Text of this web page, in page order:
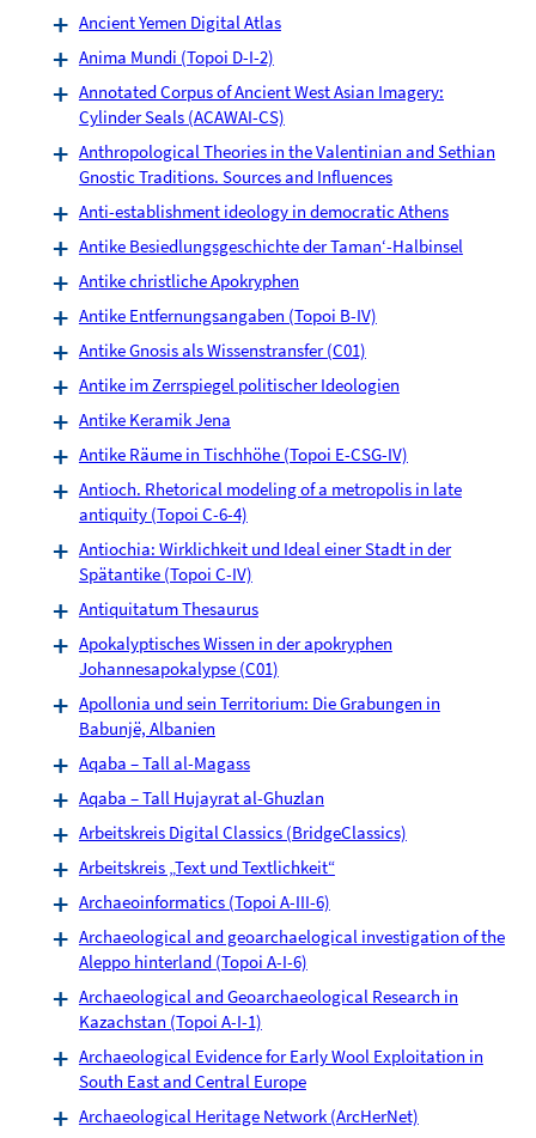
Ancient Yemen Digital Atlas
Anima Mundi (Topoi D-I-2)
Annotated Corpus of Ancient West Asian Imagery:
Cylinder Seals (ACAWAI-CS)
Anthropological Theories in the Valentinian and Sethian
Gnostic Traditions. Sources and Influences
Anti-establishment ideology in democratic Athens
Antike Besiedlungsgeschichte der Taman‘-Halbinsel
Antike christliche Apokryphen
Antike Entfernungsangaben (Topoi B-IV)
Antike Gnosis als Wissenstransfer (C01)
Antike im Zerrspiegel politischer Ideologien
Antike Keramik Jena
Antike Räume in Tischhöhe (Topoi E-CSG-IV)
Antioch. Rhetorical modeling of a metropolis in late
antiquity (Topoi C-6-4)
Antiochia: Wirklichkeit und Ideal einer Stadt in der
Spätantike (Topoi C-IV)
Antiquitatum Thesaurus
Apokalyptisches Wissen in der apokryphen
Johannesapokalypse (C01)
Apollonia und sein Territorium: Die Grabungen in
Babunjë, Albanien
Aqaba – Tall al-Magass
Aqaba – Tall Hujayrat al-Ghuzlan
Arbeitskreis Digital Classics (BridgeClassics)
Arbeitskreis „Text und Textlichkeit“
Archaeoinformatics (Topoi A-III-6)
Archaeological and geoarchaelogical investigation of the
Aleppo hinterland (Topoi A-I-6)
Archaeological and Geoarchaeological Research in
Kazachstan (Topoi A-I-1)
Archaeological Evidence for Early Wool Exploitation in
South East and Central Europe
Archaeological Heritage Network (ArcHerNet)